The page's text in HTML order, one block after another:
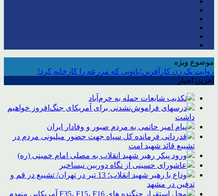
موضوع ویژه
روایت یک زن کارآفرین؛بانویی که مزرعه را کارخانه کرد!
آخرین اخبار
تکذیب شایعات حمله به خرم‌آباد
درسهای فراموش‌نشدنی برای آمریکای جنگ‌افروز خواهیم
داشت
پیام امیر حاتمی به مردم صبور و وفادار ایران
قدردانی فرمانده کل سپاه جهت حضور میلیونی مردم در
تشییع قائد شهید امت
ورود پیکر رهبر شهید انقلاب به مصلی امام خمینی (ره)
عاشورای حسینی از نگاه دوربین نیساخبر
وداع با رهبر شهید انقلاب؛ 13 تیر در تهران/ تشییع در قم و
تدفین در مشهد
محل استقرار جنگنده های F35، F15، F16 آمریکایی منهدم